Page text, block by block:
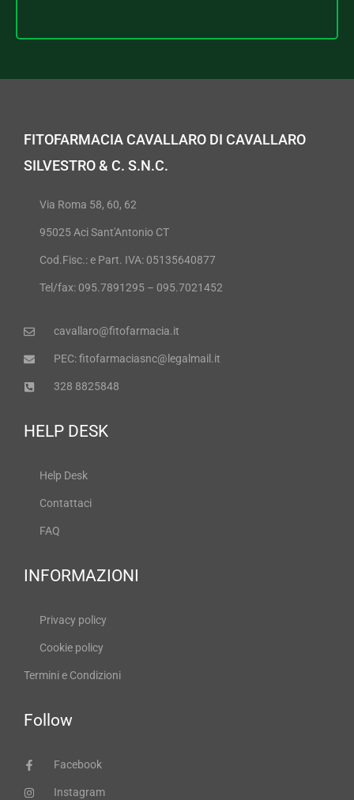
FITOFARMACIA CAVALLARO DI CAVALLARO
SILVESTRO & C. S.N.C.
Via Roma 58, 60, 62
95025 Aci Sant'Antonio CT
Cod.Fisc.: e Part. IVA: 05135640877
Tel/fax: 095.7891295 – 095.7021452
cavallaro@fitofarmacia.it
PEC: fitofarmaciasnc@legalmail.it
328 8825848
HELP DESK
Help Desk
Contattaci
FAQ
INFORMAZIONI
Privacy policy
Cookie policy
Termini e Condizioni
Follow
Facebook
Instagram